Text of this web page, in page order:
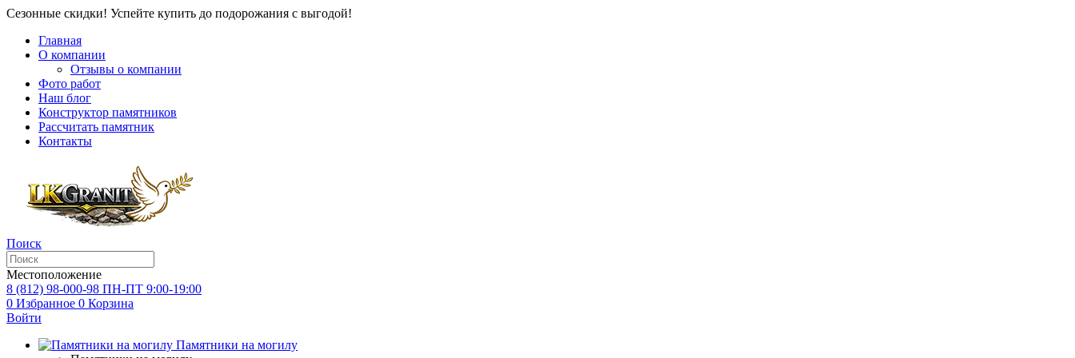
Сезонные скидки! Успейте купить до подорожания с выгодой!
Главная
О компании
Отзывы о компании
Фото работ
Наш блог
Конструктор памятников
Рассчитать памятник
Контакты
Поиск
Местоположение
8 (812) 98-000-98 ПН-ПТ 9:00-19:00
0 Избранное 0 Корзина
Войти
Памятники на могилу